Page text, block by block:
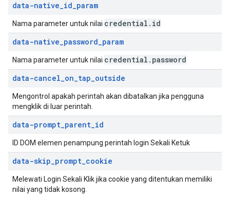
data-native_id_param
Nama parameter untuk nilai credential . id
data-native_password_param
Nama parameter untuk nilai credential . password
data-cancel_on_tap_outside
Mengontrol apakah perintah akan dibatalkan jika pengguna
mengklik di luar perintah.
data-prompt_parent_id
ID DOM elemen penampung perintah login Sekali Ketuk
data-skip_prompt_cookie
Melewati Login Sekali Klik jika cookie yang ditentukan memiliki
nilai yang tidak kosong.